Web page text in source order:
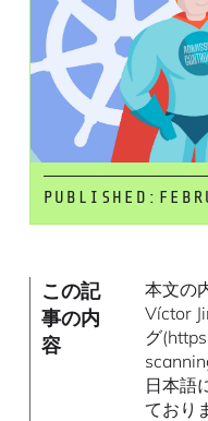
PUBLISHED:
この記
事の内
容
本文の
Víctor
グ
日本語
ており